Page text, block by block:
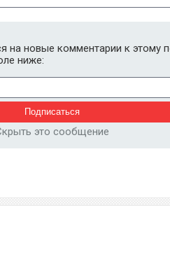
на новые комментарии к этому
ниже:
это сообщение